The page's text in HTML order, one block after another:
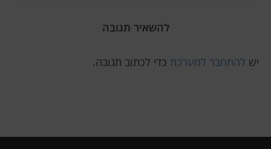
להשאיר תגובה
יש להתחבר למערכת כדי לכתוב תגובה.